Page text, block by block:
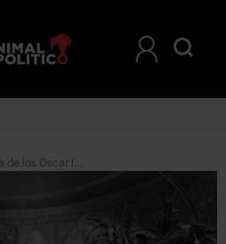
La desastrosa ceremonia de los Óscar la última vez que no tuvo presentador (como va a pasar este año)